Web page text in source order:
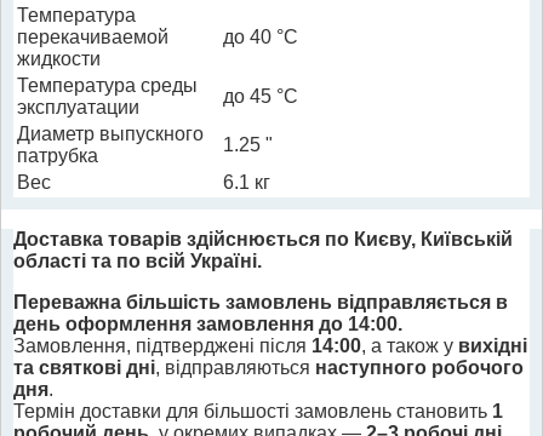
Температура
перекачиваемой
жидкости
до 40 °С
Температура среды
эксплуатации
до 45 °С
Диаметр выпускного
патрубка
1.25 "
Вес
6.1 кг
Доставка товарів здійснюється по Києву, Київській
області та по всій Україні.
Переважна більшість замовлень відправляється в
день оформлення замовлення до 14:00.
Замовлення, підтверджені після 14:00, а також у вихідні
та святкові дні, відправляються наступного робочого
дня.
Термін доставки для більшості замовлень становить 1